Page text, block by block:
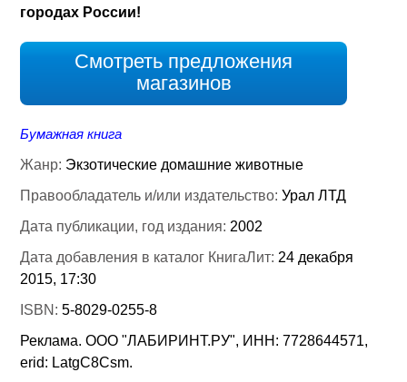
городах России!
Смотреть предложения
магазинов
Бумажная книга
Жанр: Экзотические домашние животные
Правообладатель и/или издательство:Урал ЛТД
Дата публикации, год издания: 2002
Дата добавления в каталог КнигаЛит: 24 декабря
2015, 17:30
ISBN:5-8029-0255-8
Реклама. ООО "ЛАБИРИНТ.РУ", ИНН: 7728644571,
erid: LatgC8Csm.